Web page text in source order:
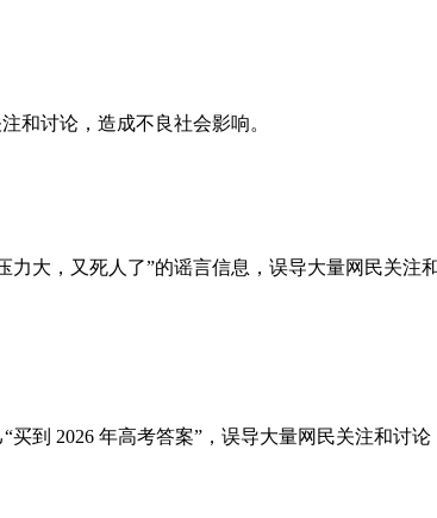
和讨论，造成不良社会影响。
大，又死人了”的谣言信息，误导大量网民关注
到 2026 年高考答案”，误导大量网民关注和讨论